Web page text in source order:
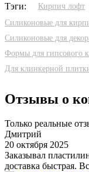
Тэги: Кирпич лофт
Силиконовые для
Силиконовые для
Формы для гипсового
Для клинкерной
Отзывы о
Только реальные
Дмитрий
20 октября 2025
Заказывал
доставка быстрая.